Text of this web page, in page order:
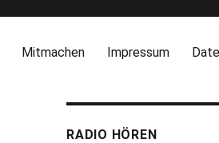
Mitmachen Impressum
RADIO HÖREN